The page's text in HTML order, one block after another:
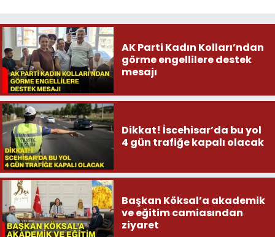
AK Parti Kadın Kolları’ndan
görme engellilere destek
mesajı
Dikkat! İscehisar’da bu yol
4 gün trafiğe kapalı olacak
Başkan Köksal’a akademik
ve eğitim camiasından
ziyaret